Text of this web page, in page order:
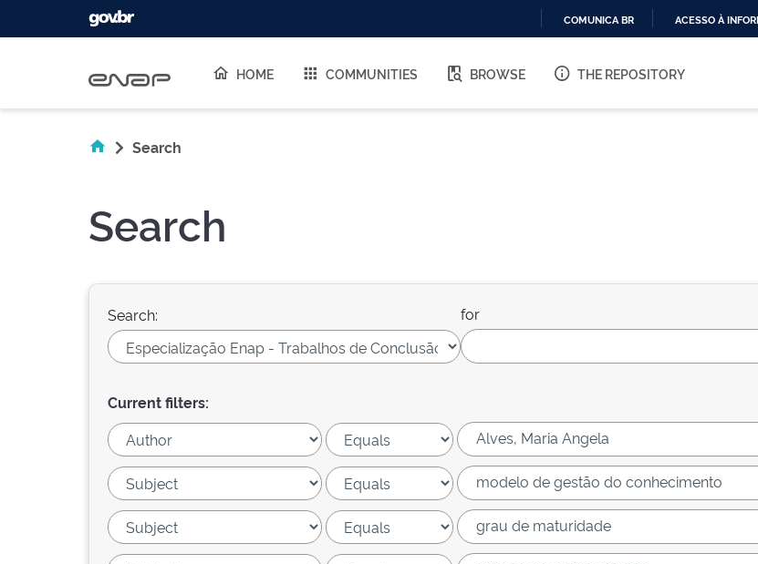
O
COMUNICA BR ACESSO À
HOME COMMUNITIES BROWSE THE REPOSITORY
Search
Search
Search: for
Current filters: